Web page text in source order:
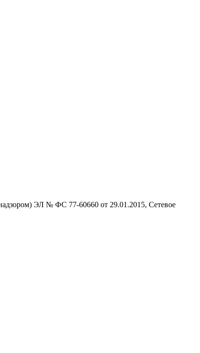
ЭЛ № ФС 77-60660 от 29.01.2015, Сетевое